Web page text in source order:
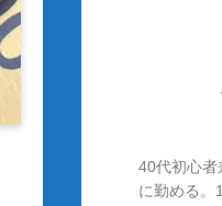
40代初心者
に勤める。